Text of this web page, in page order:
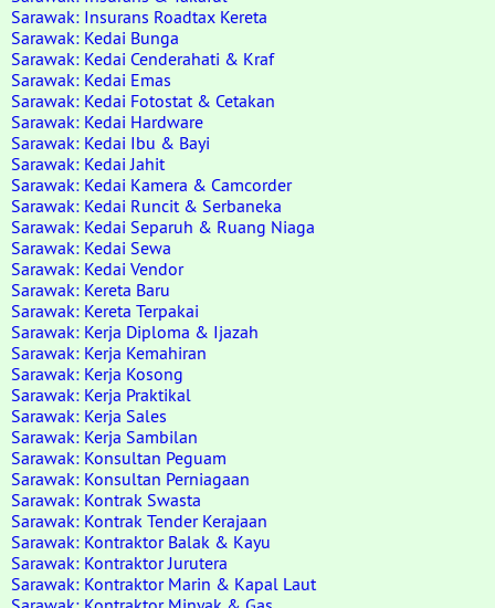
Sarawak: Insurans Roadtax Kereta
Sarawak: Kedai Bunga
Sarawak: Kedai Cenderahati & Kraf
Sarawak: Kedai Emas
Sarawak: Kedai Fotostat & Cetakan
Sarawak: Kedai Hardware
Sarawak: Kedai Ibu & Bayi
Sarawak: Kedai Jahit
Sarawak: Kedai Kamera & Camcorder
Sarawak: Kedai Runcit & Serbaneka
Sarawak: Kedai Separuh & Ruang Niaga
Sarawak: Kedai Sewa
Sarawak: Kedai Vendor
Sarawak: Kereta Baru
Sarawak: Kereta Terpakai
Sarawak: Kerja Diploma & Ijazah
Sarawak: Kerja Kemahiran
Sarawak: Kerja Kosong
Sarawak: Kerja Praktikal
Sarawak: Kerja Sales
Sarawak: Kerja Sambilan
Sarawak: Konsultan Peguam
Sarawak: Konsultan Perniagaan
Sarawak: Kontrak Swasta
Sarawak: Kontrak Tender Kerajaan
Sarawak: Kontraktor Balak & Kayu
Sarawak: Kontraktor Jurutera
Sarawak: Kontraktor Marin & Kapal Laut